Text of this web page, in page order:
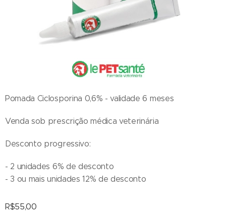
Pomada Ciclosporina 0,6% - validade 6 meses
Venda sob prescrição médica veterinária
Desconto progressivo:
- 2 unidades 6% de desconto
- 3 ou mais unidades 12% de desconto
R$55,00